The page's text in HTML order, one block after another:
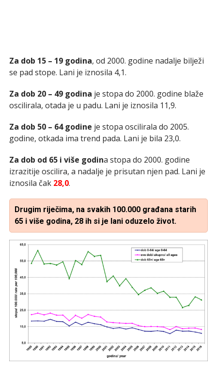
Za dob 15 – 19 godina, od 2000. godine nadalje bilježi
se pad stope. Lani je iznosila 4,1.
Za dob 20 – 49 godina je stopa do 2000. godine blaže
oscilirala, otada je u padu. Lani je iznosila 11,9.
Za dob 50 – 64 godine je stopa oscilirala do 2005.
godine, otkada ima trend pada. Lani je bila 23,0.
Za dob od 65 i više godina stopa do 2000. godine
izrazitije oscilira, a nadalje je prisutan njen pad. Lani je
iznosila čak 28,0.
Drugim riječima, na svakih 100.000 građana starih
65 i više godina, 28 ih si je lani oduzelo život.